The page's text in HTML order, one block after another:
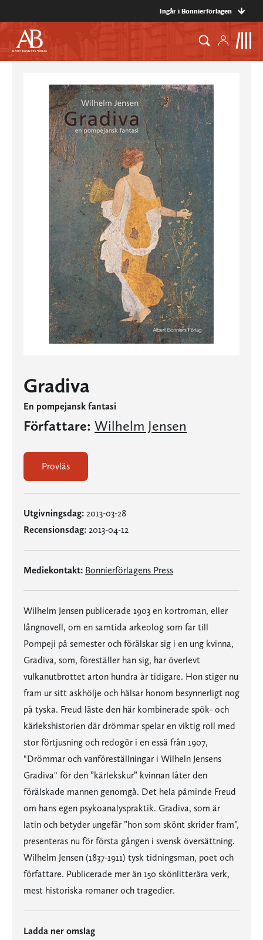
Ingår i Bonnierförlagen
Gradiva
En pompejansk fantasi
Författare: Wilhelm Jensen
Provläs
Utgivningsdag: 2013-03-28
Recensionsdag: 2013-04-12
Mediekontakt: Bonnierförlagens Press
Wilhelm Jensen publicerade 1903 en kortroman, eller
långnovell, om en samtida arkeolog som far till
Pompeji på semester och förälskar sig i en ung kvinna,
Gradiva, som, föreställer han sig, har överlevt
vulkanutbrottet arton hundra år tidigare. Hon stiger nu
fram ur sitt askhölje och hälsar honom besynnerligt nog
på tyska. Freud läste den här kombinerade spök- och
kärlekshistorien där drömmar spelar en viktig roll med
stor förtjusning och redogör i en essä från 1907,
"Drömmar och vanföreställningar i Wilheln Jensens
Gradiva" för den ”kärlekskur” kvinnan låter den
förälskade mannen genomgå. Det hela påminde Freud
om hans egen psykoanalyspraktik. Gradiva, som är
latin och betyder ungefär ”hon som skönt skrider fram”,
presenteras nu för första gången i svensk översättning.
Wilhelm Jensen (1837-1911) tysk tidningsman, poet och
författare. Publicerade mer än 150 skönlitterära verk,
mest historiska romaner och tragedier.
Ladda ner omslag